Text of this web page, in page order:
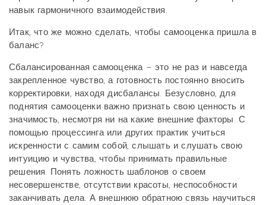
навык гармоничного взаимодействия.
Итак, что же можно сделать, чтобы самооценка пришла в
баланс?
Сбалансированная самооценка – это не раз и навсегда
закрепленное чувство, а готовность постоянно вносить
корректировки, находя дисбалансы. Безусловно, для
поднятия самооценки важно признать свою ценность и
значимость, несмотря ни на какие внешние факторы. С
помощью процессинга или других практик учиться
искренности с самим собой, слышать и слушать свою
интуицию и чувства, чтобы принимать правильные
решения. Понять ложность шаблонов о своем
несовершенстве, отсутствии красоты, неспособности
заканчивать дела. А внешнюю обратною связь научиться